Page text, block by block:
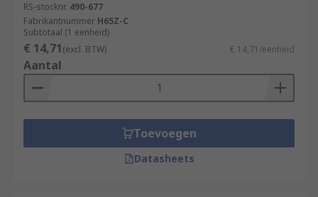
RS-stocknr. 490-677
Fabrikantnummer H65Z-C
Subtotaal (1 eenheid)
€ 14,71(excl. BTW) € 14,71/eenheid
Aantal
Toevoegen
Datasheets